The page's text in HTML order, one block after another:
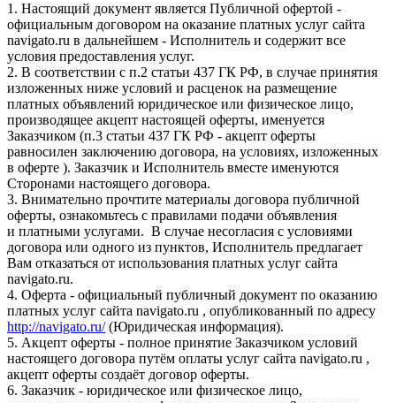
1. Настоящий документ является Публичной офертой -
официальным договором на оказание платных услуг сайта
navigato.ru в дальнейшем - Исполнитель и содержит все
условия предоставления услуг.
2. В соответствии с п.2 статьи 437 ГК РФ, в случае принятия
изложенных ниже условий и расценок на размещение
платных объявлений юридическое или физическое лицо,
производящее акцепт настоящей оферты, именуется
Заказчиком (п.3 статьи 437 ГК РФ - акцепт оферты
равносилен заключению договора, на условиях, изложенных
в оферте ). Заказчик и Исполнитель вместе именуются
Сторонами настоящего договора.
3. Внимательно прочтите материалы договора публичной
оферты, ознакомьтесь с правилами подачи объявления
и платными услугами. В случае несогласия с условиями
договора или одного из пунктов, Исполнитель предлагает
Вам отказаться от использования платных услуг сайта
navigato.ru.
4. Оферта - официальный публичный документ по оказанию
платных услуг сайта navigato.ru , опубликованный по адресу
http://navigato.ru/(Юридическая информация).
5. Акцепт оферты - полное принятие Заказчиком условий
настоящего договора путём оплаты услуг сайта navigato.ru ,
акцепт оферты создаёт договор оферты.
6. Заказчик - юридическое или физическое лицо,